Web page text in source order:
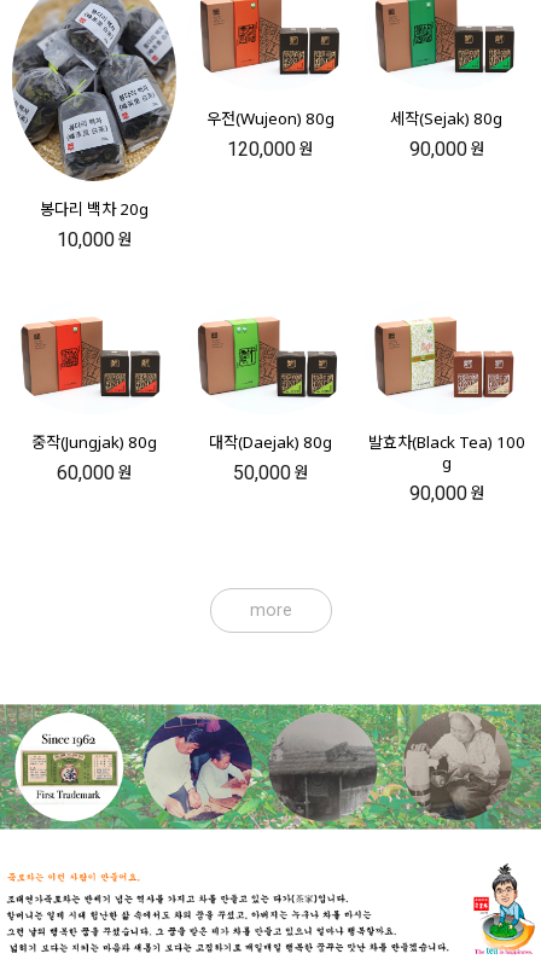
봉다리 백차 20g
10,000원
우전(Wujeon) 80g
120,000원
세작(Sejak) 80g
90,000 원
중작(Jungjak) 80g
60,000원
대작(Daejak) 80g
50,000 원
발효차(Black Tea) 100
g
90,000 원
more